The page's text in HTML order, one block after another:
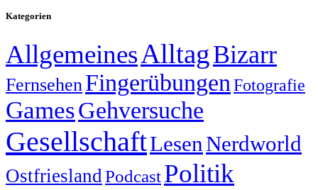
Kategorien
AllgemeinesAlltagBizarr
FernsehenFingerübungen Fotografie
GamesGehversuche
GesellschaftLesenNerdworld
OstfrieslandPodcastPolitik